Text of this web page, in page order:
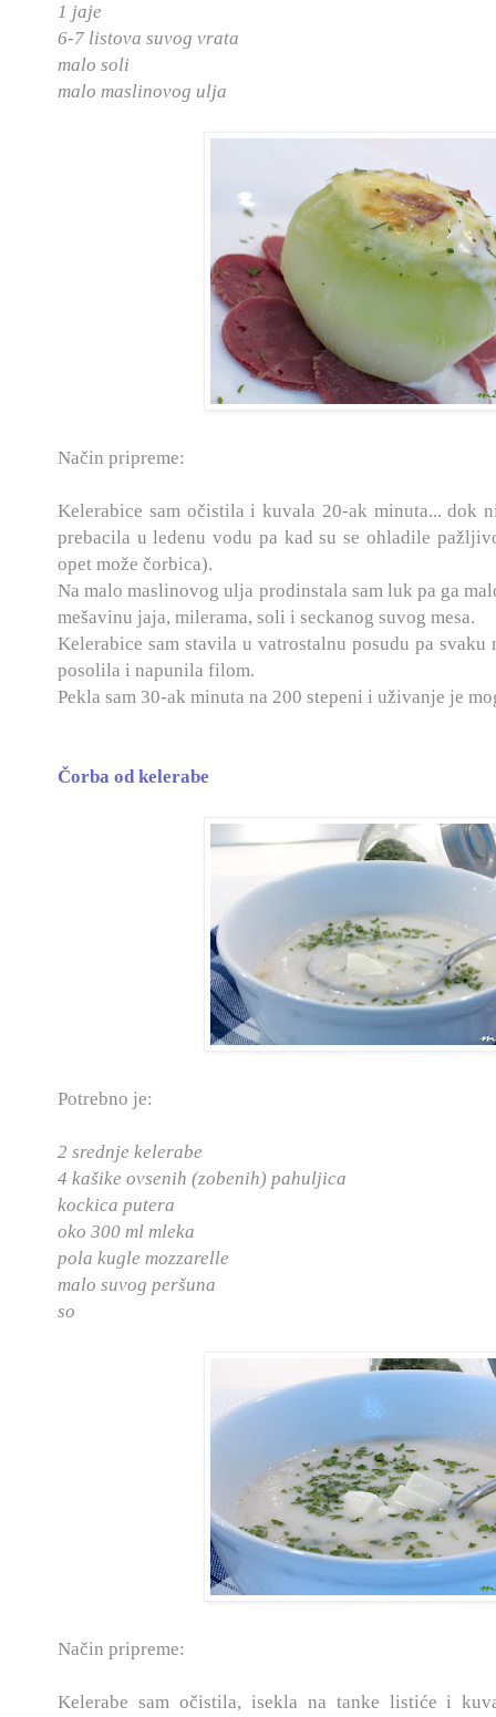
1 jaje
6-7 listova suvog vrata
malo soli
malo maslinovog ulja
Način pripreme:
Kelerabice sam očistila i kuvala 20-ak minuta... dok
prebacila u ledenu vodu pa kad su se ohladile
opet može čorbica).
Na malo maslinovog ulja prodinstala sam luk pa ga
mešavinu jaja, milerama, soli i seckanog suvog mesa.
Kelerabice sam stavila u vatrostalnu posudu pa svaku
posolila i napunila filom.
Pekla sam 30-ak minuta na 200 stepeni i uživanje je
Čorba od kelerabe
Potrebno je:
2 srednje kelerabe
4 kašike ovsenih (zobenih) pahuljica
kockica putera
oko 300 ml mleka
pola kugle mozzarelle
malo suvog peršuna
so
Način pripreme:
Kelerabe sam očistila, isekla na tanke listiće i